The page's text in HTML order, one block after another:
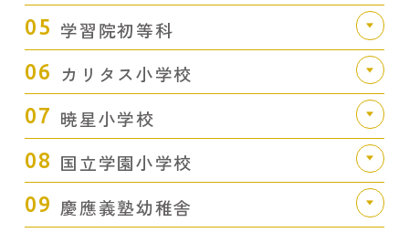
05 学習院初等科
06 カリタス小学校
07 暁星小学校
08 国立学園小学校
09 慶應義塾幼稚舎